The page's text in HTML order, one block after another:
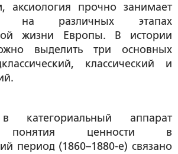
аксиология прочно занимает
на различных этапах
жизни Европы. В истории
выделить три основных
классический и
категориальный аппарат
понятия ценности в
период (1860–1880-е) связано